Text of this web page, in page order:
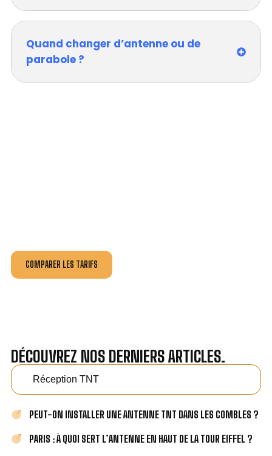
Quand changer d’antenne ou de
parabole ?
COMPARER LES TARIFS
DÉCOUVREZ NOS DERNIERS ARTICLES.
Réception TNT
PEUT-ON INSTALLER UNE ANTENNE TNT DANS LES COMBLES ?
PARIS : À QUOI SERT L’ANTENNE EN HAUT DE LA TOUR EIFFEL ?